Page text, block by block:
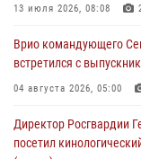
В Северо-Западном
08 августа 2026, 09:03
Росгвардейцы в ЛНР
08 августа 2026, 09:00
13 июля 2026, 08:08
Врио командующего
встретился с
04 августа 2026, 05:00
Директор Росгвардии
посетил